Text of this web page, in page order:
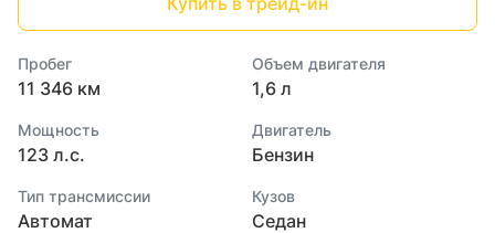
Пробег
11 346 км
Объем двигателя
1,6 л
Мощность
123 л.с.
Двигатель
Бензин
Тип трансмиссии
Автомат
Кузов
Седан